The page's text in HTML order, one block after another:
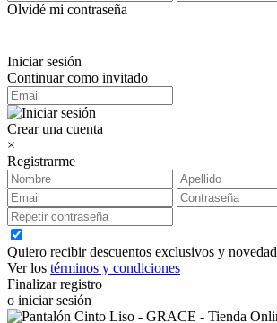
Olvidé mi contraseña
Iniciar sesión
Continuar como invitado
Crear una cuenta
×
Registrarme
Quiero recibir descuentos exclusivos y
Ver los términos y condiciones
Finalizar registro
o iniciar sesión